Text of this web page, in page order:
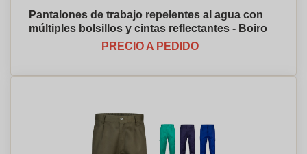
Pantalones de trabajo repelentes al agua con
múltiples bolsillos y cintas reflectantes - Boiro
PRECIO A PEDIDO